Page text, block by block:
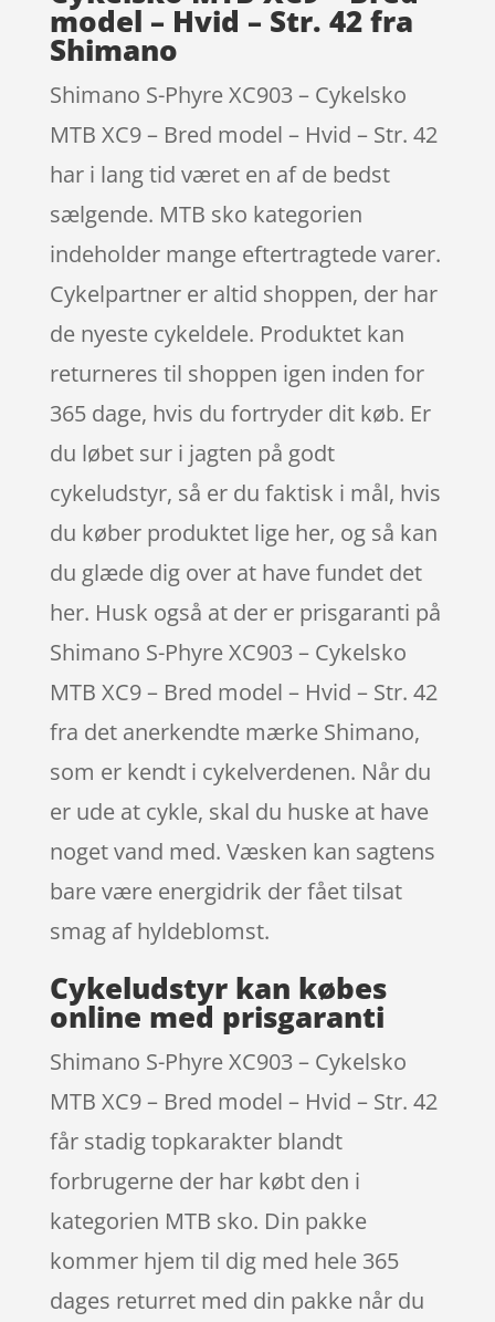
model – Hvid – Str. 42 fra
Shimano
Shimano S-Phyre XC903 – Cykelsko
MTB XC9 – Bred model – Hvid – Str. 42
har i lang tid været en af de bedst
sælgende. MTB sko kategorien
indeholder mange eftertragtede varer.
Cykelpartner er altid shoppen, der har
de nyeste cykeldele. Produktet kan
returneres til shoppen igen inden for
365 dage, hvis du fortryder dit køb. Er
du løbet sur i jagten på godt
cykeludstyr, så er du faktisk i mål, hvis
du køber produktet lige her, og så kan
du glæde dig over at have fundet det
her. Husk også at der er prisgaranti på
Shimano S-Phyre XC903 – Cykelsko
MTB XC9 – Bred model – Hvid – Str. 42
fra det anerkendte mærke Shimano,
som er kendt i cykelverdenen. Når du
er ude at cykle, skal du huske at have
noget vand med. Væsken kan sagtens
bare være energidrik der fået tilsat
smag af hyldeblomst.
Cykeludstyr kan købes
online med prisgaranti
Shimano S-Phyre XC903 – Cykelsko
MTB XC9 – Bred model – Hvid – Str. 42
får stadig topkarakter blandt
forbrugerne der har købt den i
kategorien MTB sko. Din pakke
kommer hjem til dig med hele 365
dages returret med din pakke når du